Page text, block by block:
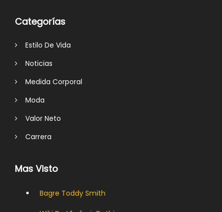
Categorías
Estilo De Vida
Noticias
Medida Corporal
Moda
Valor Neto
Carrera
Mas Visto
Bagre Toddy Smith